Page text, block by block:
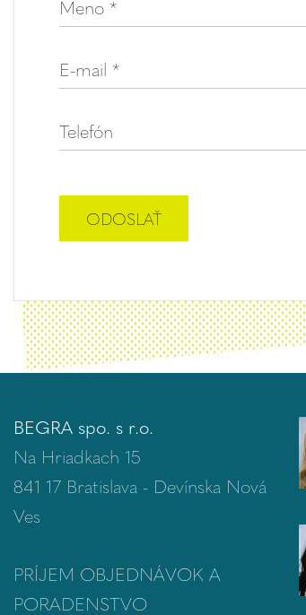
BEGRA spo. s r.o.
Na Hriadkach 15
841 17 Bratislava - Devínska Nová
Ves
PRÍJEM OBJEDNÁVOK A
PORADENSTVO